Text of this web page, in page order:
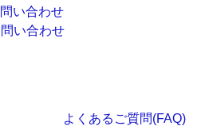
よくあるご質問(FAQ)